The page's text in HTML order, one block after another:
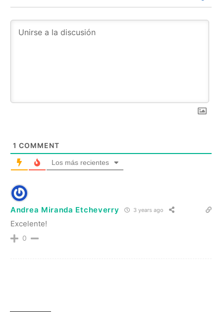
1 COMMENT
Los más recientes
Andrea Miranda Etcheverry 3 years ago
Excelente!
0